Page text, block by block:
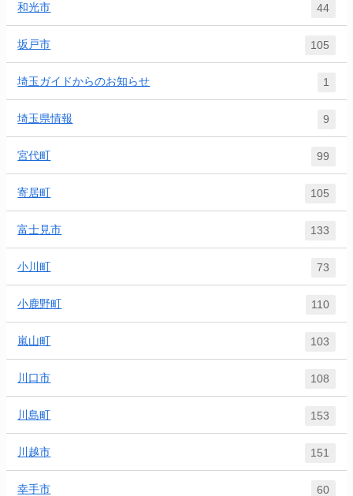
和光市 44
坂戸市 105
埼玉ガイドからのお知らせ 1
埼玉県情報 9
宮代町 99
寄居町 105
富士見市 133
小川町 73
小鹿野町 110
嵐山町 103
川口市 108
川島町 153
川越市 151
幸手市 60